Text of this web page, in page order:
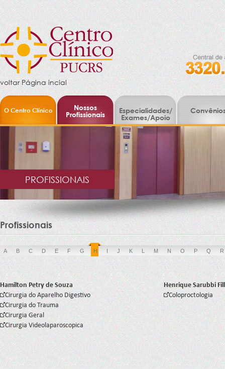
voltar Página incial
O Centro Clínico
Nossos
Profissionais
Especialidades/
Exames/Apoio
PROFISSIONAIS
Profissionais
A B C D E F G H I J K L M N O P Q R
Hamilton Petry de Souza
Cirurgia do Aparelho Digestivo
Cirurgia do Trauma
Cirurgia Geral
Cirurgia Videolaparoscopica
Henrique Sarubbi
Coloproctologia